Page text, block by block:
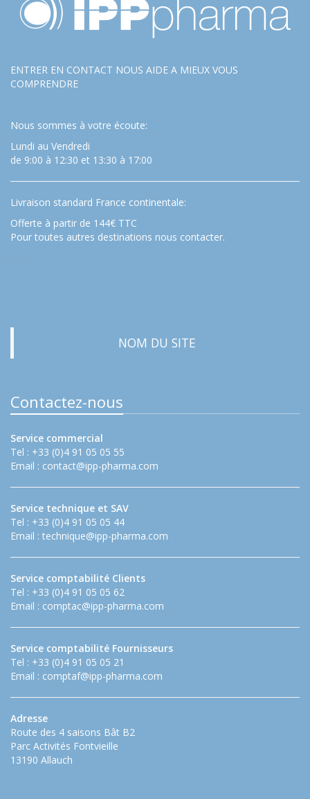
ENTRER EN CONTACT NOUS AIDE A MIEUX VOUS
COMPRENDRE
Nous sommes à votre écoute:
Lundi au Vendredi
de 9:00 à 12:30 et 13:30 à 17:00
Livraison standard France continentale:
Offerte à partir de 144€ TTC
Pour toutes autres destinations nous contacter.
…
NOM DU SITE
Contactez-nous
Service commercial
Tel : +33 (0)4 91 05 05 55
Email : contact@ipp-pharma.com
Service technique et SAV
Tel : +33 (0)4 91 05 05 44
Email : technique@ipp-pharma.com
Service comptabilité Clients
Tel : +33 (0)4 91 05 05 62
Email : comptac@ipp-pharma.com
Service comptabilité Fournisseurs
Tel : +33 (0)4 91 05 05 21
Email : comptaf@ipp-pharma.com
Adresse
Route des 4 saisons Bât B2
Parc Activités Fontvieille
13190 Allauch